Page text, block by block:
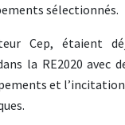
sélectionnés.
Cep, étaient
la RE2020 avec
et